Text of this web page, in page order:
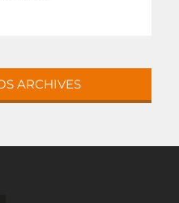
ARCHIVES